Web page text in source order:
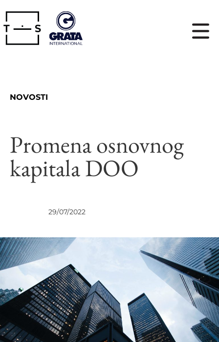
NOVOSTI
Promena osnovnog
kapitala DOO
29/07/2022